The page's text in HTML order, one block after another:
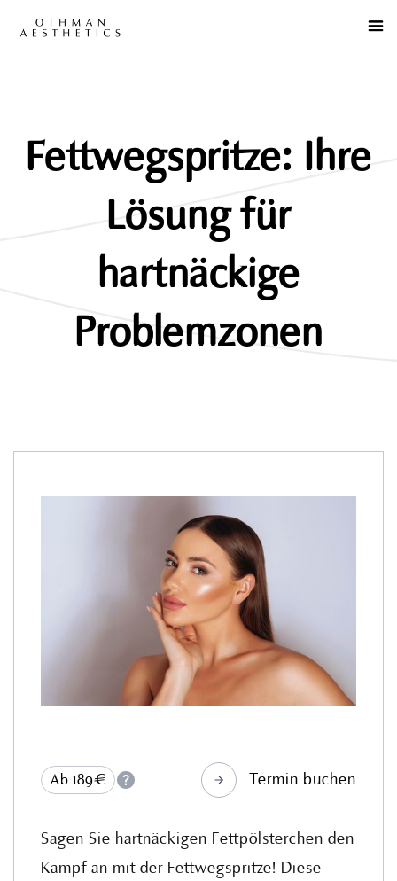
Fettwegspritze: Ihre
Lösung für
hartnäckige
Problemzonen
Ab 189€ Termin buchen
Sagen Sie hartnäckigen Fettpölsterchen den
Kampf an mit der Fettwegspritze! Diese